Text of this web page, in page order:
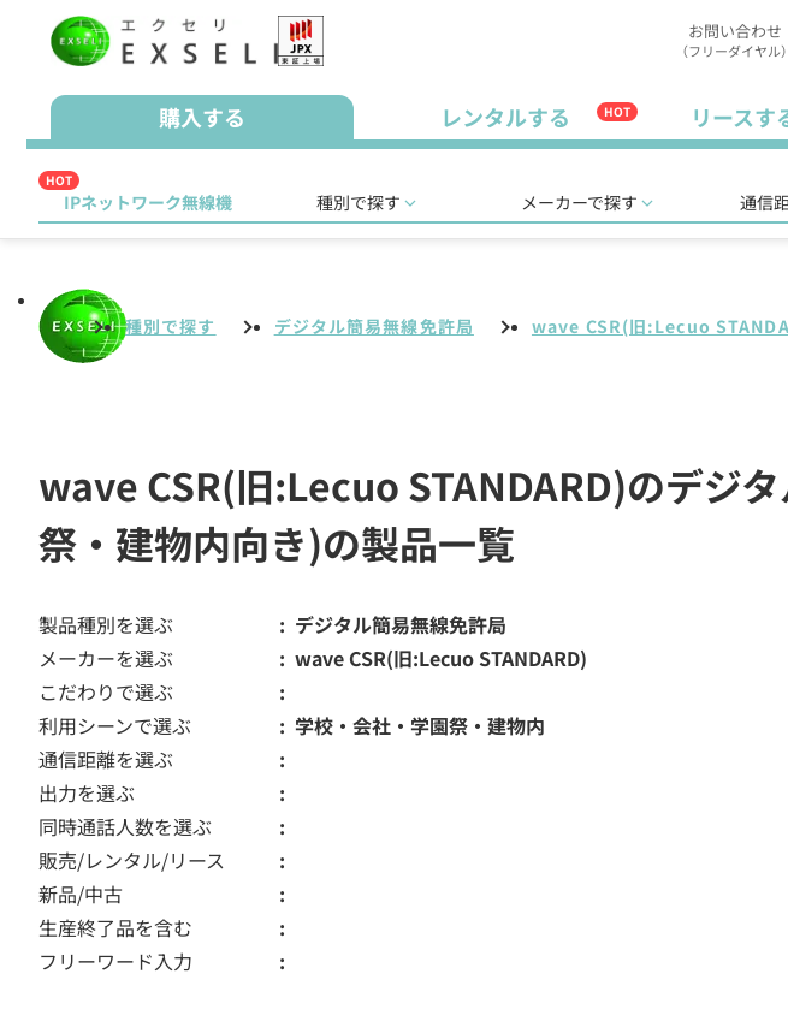
お問い合わせ
（フリーダイヤル）
購入する レンタルする HOT リースす
HOT
IPネットワーク無線機 種別で探す メーカーで探す 通信
種別で探す デジタル簡易無線免許局 wave CSR(旧:Lecuo
wave CSR(旧:Lecuo STANDARD)のデジ
祭・建物内向き)の製品一覧
製品種別を選ぶ
デジタル簡易無線免許局
メーカーを選ぶ
wave CSR(旧:Lecuo STANDARD)
こだわりで選ぶ
利用シーンで選ぶ
学校・会社・学園祭・建物内
通信距離を選ぶ
出力を選ぶ
同時通話人数を選ぶ
販売/レンタル/リース
新品/中古
生産終了品を含む
フリーワード入力